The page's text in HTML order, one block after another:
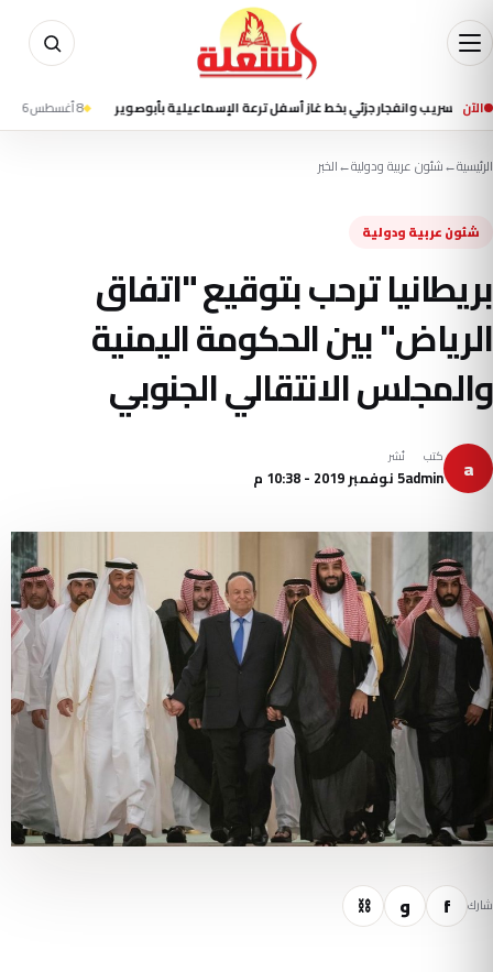
الآن
وانفجار جزئي بخط غاز أسفل ترعة الإسماعيلية بأبوصوير 8 أغسطس 2026 - 1:40 م
الرئيسية←شئون عربية ودولية←الخبر
شئون عربية ودولية
بريطانيا ترحب بتوقيع "اتفاق
الرياض" بين الحكومة اليمنية
والمجلس الانتقالي الجنوبي
a كتب
admin
نُشر
5 نوفمبر 2019 - 10:38 م
شارك f و ⛓